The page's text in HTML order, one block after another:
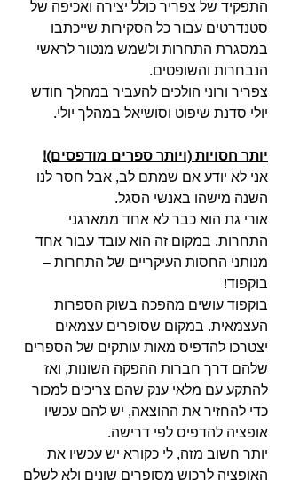
התפקיד של צפריר כולל יצירה ואכיפה של
סטנדרטים עבור כל הסקירות שייכתבו
במסגרת התחרות ולשמש מנטור לראשי
הנבחרות והשופטים.
צפריר ורוני הולכים להעביר במהלך חודש
יולי סדנת שיפוט וסושיאל במהלך יולי.
יותר חסויות (ויותר ספרים מודפסים)!
אני לא יודע אם שמתם לב, אבל חסר לנו
השנה מישהו באנשי הסגל.
אורי גת הוא כבר לא אחד ממארגני
התחרות. במקום זה הוא עובד עבור אחד
מנותני החסות העיקריים של התחרות –
בוקפוד!
בוקפוד עושים מהפכה בשוק הספרות
העצמאית. במקום שסופרים עצמאים
יצטרכו להדפיס מאות עותקים של הספרים
שלהם דרך חברות ההפקה השונות, ואז
להתקע עם מלאי ענק שהם צריכים למכור
כדי להחזיר את ההוצאה, יש להם עכשיו
אופציה להדפיס לפי דרישה.
יותר חשוב מזה, לי כקורא יש עכשיו את
האופציה לרכוש מסופרים שונים ולא לשלם